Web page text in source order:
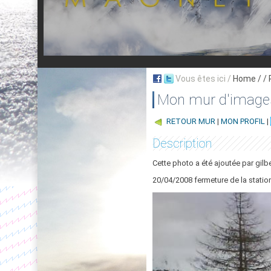
Vous êtes ici / Home / /
Mon mur
RETOUR MUR | MON PROFIL |
Description
Cette photo a été ajoutée par
20/04/2008 fermeture de la